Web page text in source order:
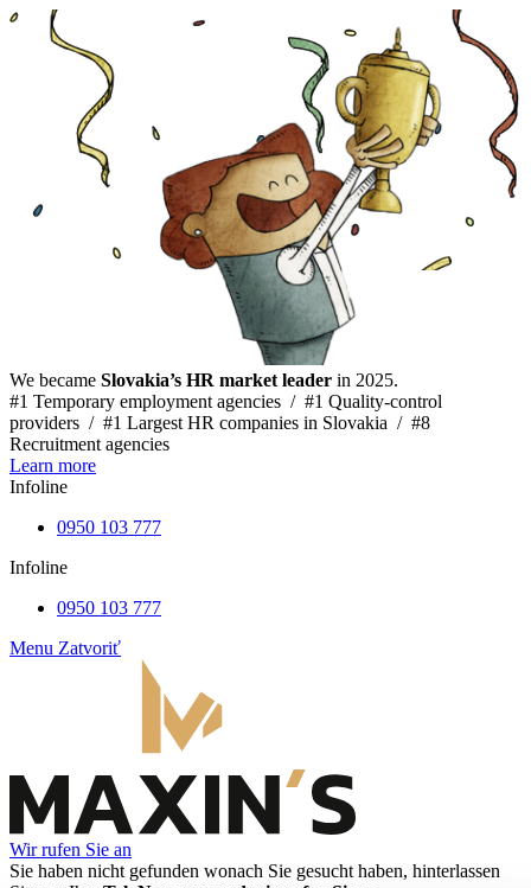
We became Slovakia’s HR market leader in 2025.
#1 Temporary employment agencies / #1 Quality-control
providers / #1 Largest HR companies in Slovakia / #8
Recruitment agencies
Learn more
Infoline
0950 103 777
Infoline
0950 103 777
Menu Zatvoriť
Wir rufen Sie an
Sie haben nicht gefunden wonach Sie gesucht haben, hinterlassen